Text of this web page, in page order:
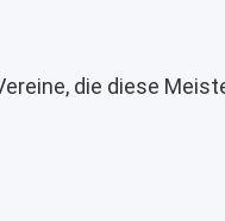
die diese